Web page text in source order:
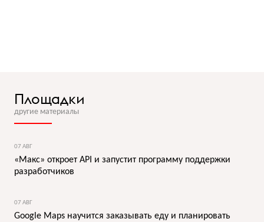
Площадки
другие материалы
07 АВГ
«Макс» откроет API и запустит программу поддержки
разработчиков
07 АВГ
Google Maps научится заказывать еду и планировать